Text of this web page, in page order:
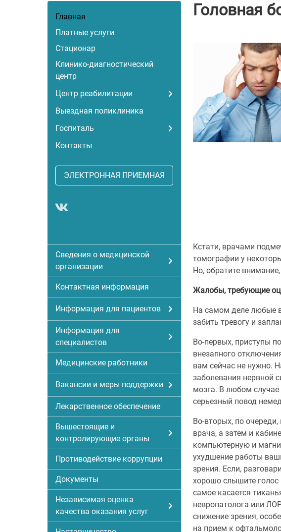
Главная
Платные услуги
Стационар
Клинико-диагностический
центр
Центр реабилитации
Выездная поликлиника
Госпиталь
Контакты
ЭЛЕКТРОННАЯ ПРИЕМНАЯ
Сведения о медицинской
организации
Контактная информация
Информация для пациентов
Информация для
специалистов
Медицинские работники
Вакансии и меры поддержки
Лекарственное обеспечение
Вышестоящие и
контролирующие органы
Противодействие коррупции
Документы
Независимая оценка
качества оказания услуг
Головная
Кстати, врачами
томографии у
Но, обратите
Жалобы, требующие
На самом деле любые
забить тревогу и
Во-первых, приступы
внезапного
вам сейчас не нужно.
заболевания нервной
мозга. В любом случае
серьезный повод
Во-вторых, по
врача, а затем и
компьютерную и
ухудшение работы
зрения. Если,
хорошо слышите
самое касается
невропатолога или
снижение зрения,
на прием к